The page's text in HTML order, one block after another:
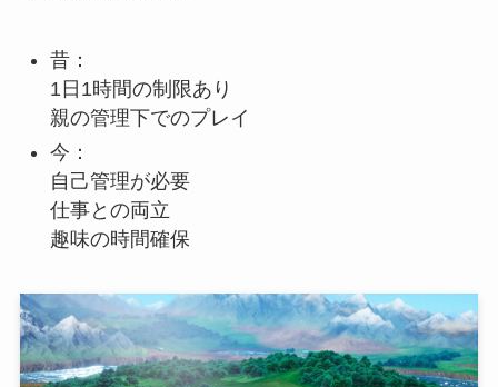
昔：
1日1時間の制限あり
親の管理下でのプレイ
今：
自己管理が必要
仕事との両立
趣味の時間確保